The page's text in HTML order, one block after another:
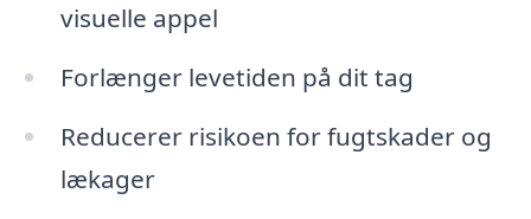
visuelle appel
Forlænger levetiden på dit tag
Reducerer risikoen for fugtskader og
lækager